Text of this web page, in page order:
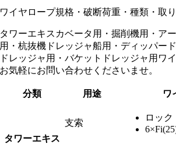
ワイヤロープ規格・破断荷重・種類・取
タワーエキスカベータ用・掘削機用・ア
用・杭抜機ドレッジャ船用・ディッパー
ドレッジャ用・バケットドレッジャ用ワイ
お気軽にお問い合わせくださいませ。
分類 用途 ワ
タワーエキス
支索
ロッ